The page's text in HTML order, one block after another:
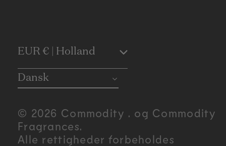
C
o
u
n
EUR € | Holland
Dansk
© 2026 Commodity . og Commodity
Fragrances.
Alle rettigheder forbeholdes